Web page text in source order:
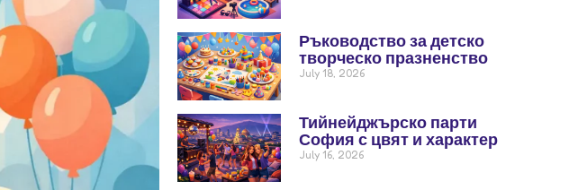
Ръководство за детско
творческо празненство
July 18, 2026
Тийнейджърско парти
София с цвят и характер
July 16, 2026